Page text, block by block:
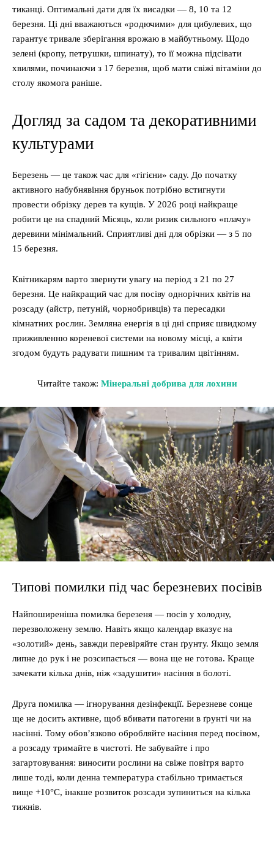
тиканці. Оптимальні дати для їх висадки — 8, 10 та 12
березня. Ці дні вважаються «родючими» для цибулевих, що
гарантує тривале зберігання врожаю в майбутньому. Щодо
зелені (кропу, петрушки, шпинату), то її можна підсівати
хвилями, починаючи з 17 березня, щоб мати свіжі вітаміни до
столу якомога раніше.
Догляд за садом та декоративними
культурами
Березень — це також час для «гігієни» саду. До початку
активного набубнявіння бруньок потрібно встигнути
провести обрізку дерев та кущів. У 2026 році найкраще
робити це на спадний Місяць, коли ризик сильного «плачу»
деревини мінімальний. Сприятливі дні для обрізки — з 5 по
15 березня.
Квітникарям варто звернути увагу на період з 21 по 27
березня. Це найкращий час для посіву однорічних квітів на
розсаду (айстр, петуній, чорнобривців) та пересадки
кімнатних рослин. Земляна енергія в ці дні сприяє швидкому
приживленню кореневої системи на новому місці, а квіти
згодом будуть радувати пишним та тривалим цвітінням.
Читайте також: Мінеральні добрива для лохини
Типові помилки під час березневих посівів
Найпоширеніша помилка березеня — посів у холодну,
перезволожену землю. Навіть якщо календар вказує на
«золотий» день, завжди перевіряйте стан ґрунту. Якщо земля
липне до рук і не розсипається — вона ще не готова. Краще
зачекати кілька днів, ніж «задушити» насіння в болоті.
Друга помилка — ігнорування дезінфекції. Березневе сонце
ще не досить активне, щоб вбивати патогени в ґрунті чи на
насінні. Тому обов’язково обробляйте насіння перед посівом,
а розсаду тримайте в чистоті. Не забувайте і про
загартовування: виносити рослини на свіже повітря варто
лише тоді, коли денна температура стабільно тримається
вище +10°C, інакше розвиток розсади зупиниться на кілька
тижнів.